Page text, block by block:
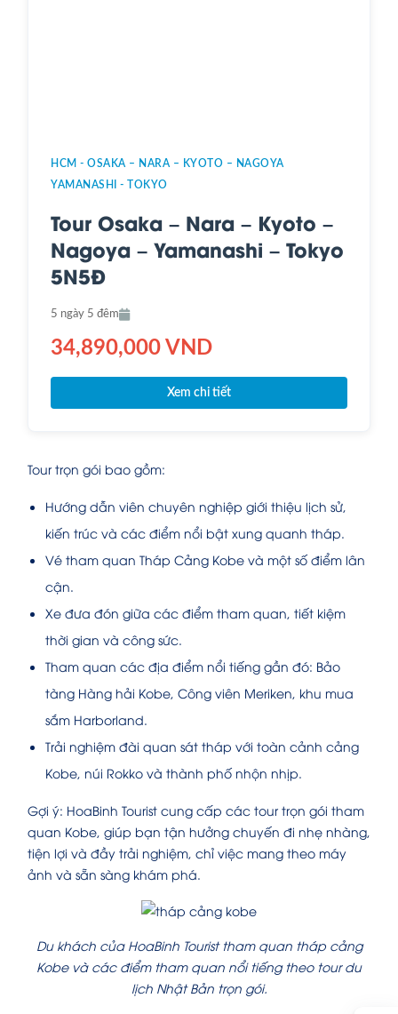
HCM - OSAKA – NARA – KYOTO – NAGOYA
YAMANASHI - TOKYO
Tour Osaka – Nara – Kyoto –
Nagoya – Yamanashi – Tokyo
5N5Đ
5 ngày 5 đêm
34,890,000 VND
Xem chi tiết
Tour trọn gói bao gồm:
Hướng dẫn viên chuyên nghiệp giới thiệu lịch sử,
kiến trúc và các điểm nổi bật xung quanh tháp.
Vé tham quan Tháp Cảng Kobe và một số điểm lân
cận.
Xe đưa đón giữa các điểm tham quan, tiết kiệm
thời gian và công sức.
Tham quan các địa điểm nổi tiếng gần đó: Bảo
tàng Hàng hải Kobe, Công viên Meriken, khu mua
sắm Harborland.
Trải nghiệm đài quan sát tháp với toàn cảnh cảng
Kobe, núi Rokko và thành phố nhộn nhịp.
Gợi ý: HoaBinh Tourist cung cấp các tour trọn gói tham
quan Kobe, giúp bạn tận hưởng chuyến đi nhẹ nhàng,
tiện lợi và đầy trải nghiệm, chỉ việc mang theo máy
ảnh và sẵn sàng khám phá.
Du khách của HoaBinh Tourist tham quan tháp cảng
Kobe và các điểm tham quan nổi tiếng theo tour du
lịch Nhật Bản trọn gói.